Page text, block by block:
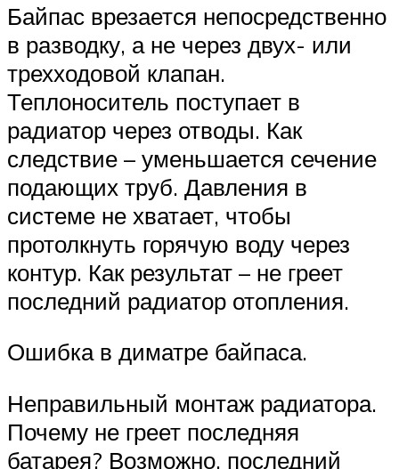
Байпас врезается непосредственно
в разводку, а не через двух- или
трехходовой клапан.
Теплоноситель поступает в
радиатор через отводы. Как
следствие – уменьшается сечение
подающих труб. Давления в
системе не хватает, чтобы
протолкнуть горячую воду через
контур. Как результат – не греет
последний радиатор отопления.
Ошибка в диматре байпаса.
Неправильный монтаж радиатора.
Почему не греет последняя
батарея? Возможно, последний